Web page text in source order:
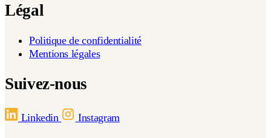
Légal
Politique de confidentialité
Mentions légales
Suivez-nous
Linkedin Instagram